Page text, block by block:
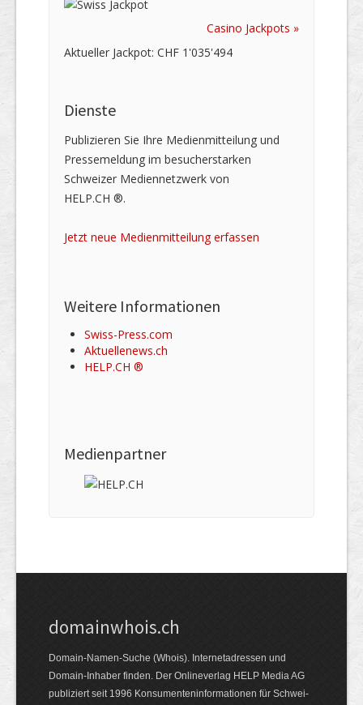
Casino Jackpots »
Aktueller Jackpot: CHF 1'035'494
Dienste
Publizieren Sie Ihre Medienmitteilung und
Pressemeldung im besucherstarken
Schweizer Mediennetzwerk von
HELP.CH ®.
Jetzt neue Medienmitteilung erfassen
Weitere Informationen
Swiss-Press.com
Aktuellenews.ch
HELP.CH ®
Medienpartner
domainwhois.ch
Domain-Namen-Suche (Whois). Internet­adressen und
Domain-Inhaber finden. Der Online­verlag HELP Media AG
publiziert seit 1996 Konsumenten­informationen für Schwei­